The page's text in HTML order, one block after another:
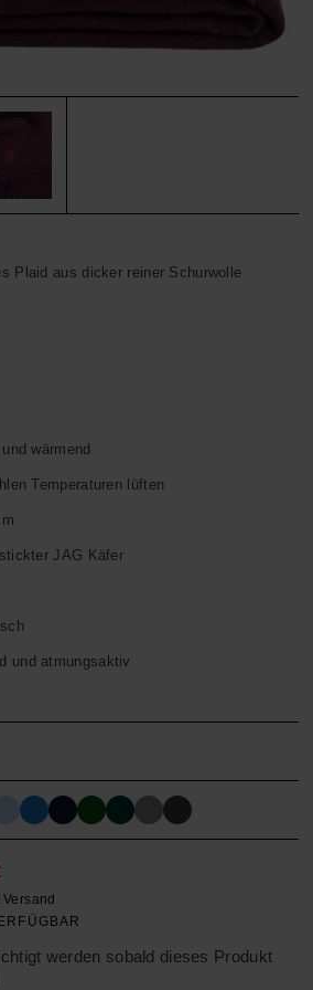
Plaid aus dicker reiner Schurwolle
wärmend
Temperaturen lüften
JAG Käfer
und atmungsaktiv
Versand
werden sobald dieses Produkt